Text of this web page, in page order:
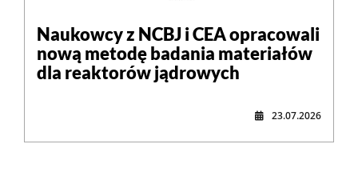
Naukowcy z NCBJ i CEA opracowali
nową metodę badania materiałów
dla reaktorów jądrowych
23.07.2026